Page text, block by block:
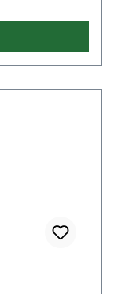
10· Farbe: